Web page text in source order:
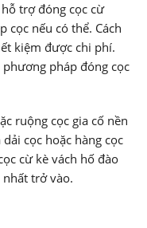
trợ đóng cọc cừ
cọc nếu có thể. Cách
kiệm được chi phí.
pháp đóng cọc
ruộng cọc gia cố nền
cọc hoặc hàng cọc
cừ kè vách hố đào
trở vào.